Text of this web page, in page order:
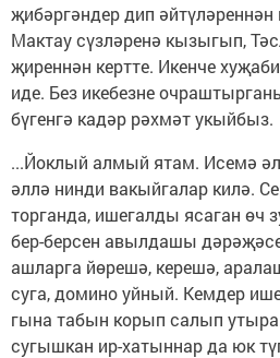
җибәргәндер дип
Мактау сүзләренә кызыгып,
җиреннән кертте. Икенче
иде. Без икебезне
бүгенгә кадәр рәхмәт укыйбыз.
...Йоклый алмый ятам. Исемә
әллә нинди вакыйгалар килә.
торганда, ишегалды ясаган өч
бер-берсен авылдашы
ашларга йөрешә, керешә,
суга, домино уйный. Кемдер
гына табын корып салып
сугышкан ир-хатыннар да юк